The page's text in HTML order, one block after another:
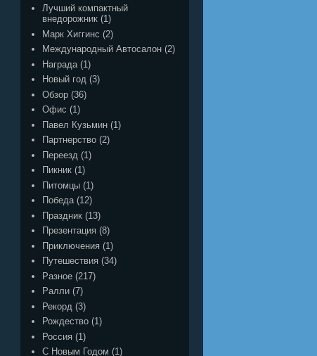
Лучший компактный
внедорожник (1)
Марк Хиггинс (2)
Международный Автосалон (2)
Награда (1)
Новый год (3)
Обзор (36)
Офис (1)
Павел Кузьмин (1)
Партнерство (2)
Переезд (1)
Пикник (1)
Питомцы (1)
Победа (12)
Праздник (13)
Презентация (8)
Приключения (1)
Путешествия (34)
Разное (217)
Ралли (7)
Рекорд (3)
Рождество (1)
Россия (1)
С Новым Годом (1)